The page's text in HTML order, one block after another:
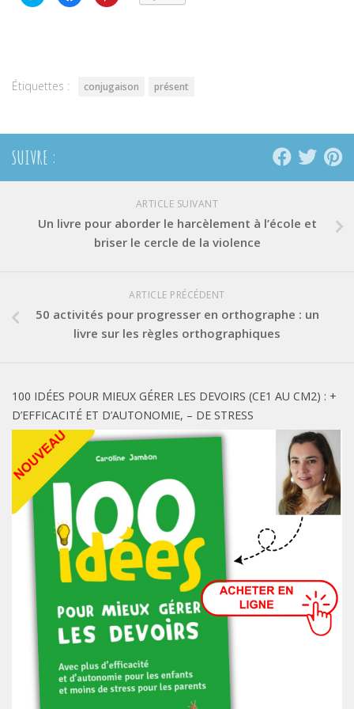
partager partager
Étiquettes : conjugaison présent
SUIVRE :
ARTICLE SUIVANT
Un livre pour aborder le harcèlement à l’école et
briser le cercle de la violence
ARTICLE PRÉCÉDENT
50 activités pour progresser en orthographe : un
livre sur les règles orthographiques
100 IDÉES POUR MIEUX GÉRER LES DEVOIRS (CE1 AU CM2) : +
D’EFFICACITÉ ET D’AUTONOMIE, – DE STRESS